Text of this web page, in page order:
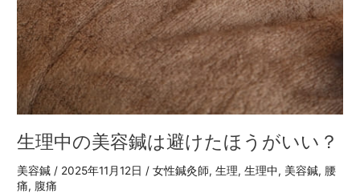
生理中の美容鍼は避けたほうがいい？
美容鍼 / 2025年11月12日 /女性鍼灸師,生理,生理中, 美容鍼, 腰
痛, 腹痛